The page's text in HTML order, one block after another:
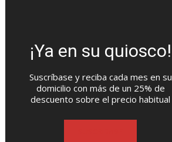
¡Ya en su quiosco!
Suscríbase y reciba cada mes en su
domicilio con más de un 25% de
descuento sobre el precio habitual